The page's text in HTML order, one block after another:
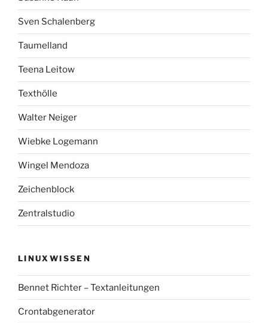
Sven Schalenberg
Taumelland
Teena Leitow
Texthölle
Walter Neiger
Wiebke Logemann
Wingel Mendoza
Zeichenblock
Zentralstudio
LINUXWISSEN
Bennet Richter – Textanleitungen
Crontabgenerator